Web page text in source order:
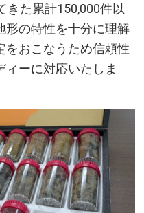
きた累計150,000件以
形の特性を十分に理解
をおこなうため信頼性
ーに対応いたしま